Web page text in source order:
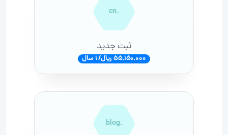
.cn
ثبت جدید
55,150,000 ریال/ 1 سال
.blog